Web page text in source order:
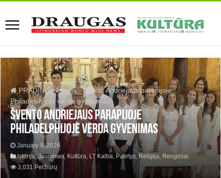
PRADINIS-Istorija-Švento Andriejaus parapijoje
Philadelphijoje verda gyvenimas
Švento Andriejaus parapijoje
Philadelphijoje verda gyvenimas
January 9, 2026
Istorija,Jaunimas, Kultūra, LT Kalba, Patirtys,Religija, Renginiai
3,031 Peržiūrų